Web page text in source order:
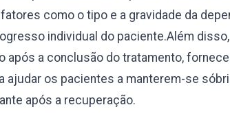
como o tipo e a gravidade da
individual do paciente.Além
após a conclusão do tratamento,
ajudar os pacientes a manterem-se
após a recuperação.